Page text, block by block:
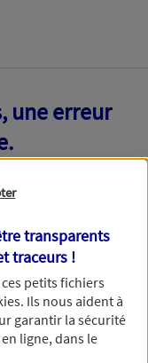
une erreur
transparents
traceurs !
petits fichiers
. Ils nous aident à
garantir la sécurité
ligne, dans le